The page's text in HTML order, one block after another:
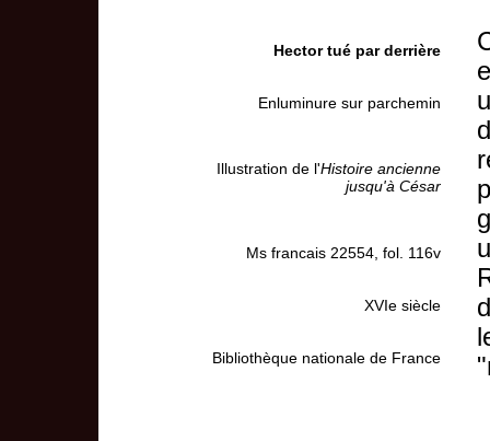
Hector tué par derrière
Enluminure sur parchemin
Illustration de l'Histoire ancienne
jusqu'à César
Ms francais 22554, fol. 116v
XVIe siècle
Bibliothèque nationale de France